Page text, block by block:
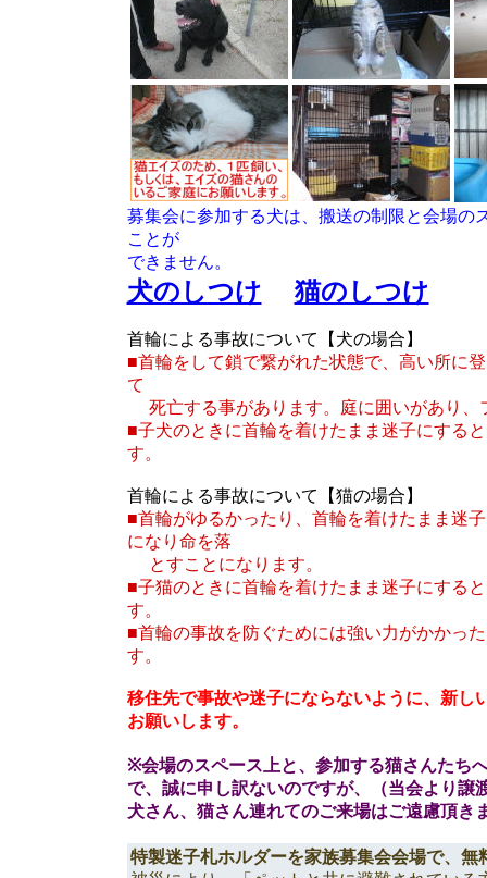
募集会に参加する犬は、搬送の制限と会場の
ことが
できません。
犬のしつけ 猫のしつけ
首輪による事故について【犬の場合】
■首輪をして鎖で繋がれた状態で、高い所に
て
死亡する事があります。庭に囲いがあり、
■子犬のときに首輪を着けたまま迷子にする
す。
首輪による事故について【猫の場合】
■首輪がゆるかったり、首輪を着けたまま迷
になり命を落
とすことになります。
■子猫のときに首輪を着けたまま迷子にする
す。
■首輪の事故を防ぐためには強い力がかかっ
す。
移住先で事故や迷子にならないように、新し
お願いします。
※会場のスペース上と、参加する猫さんたち
で、誠に申し訳ないのですが、（当会より譲
犬さん、猫さん連れてのご来場はご遠慮頂き
特製迷子札ホルダーを家族募集会会場で、無